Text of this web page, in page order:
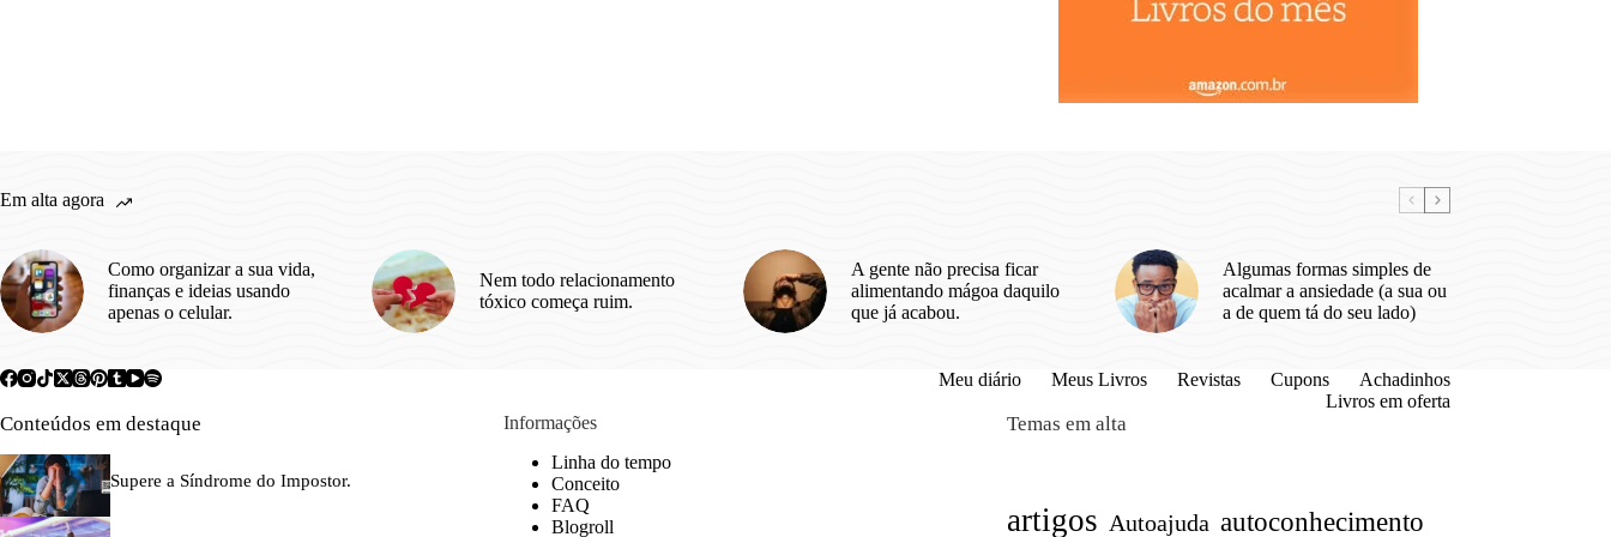
Em alta agora
Como organizar a sua vida,
finanças e ideias usando
apenas o celular.
Nem todo relacionamento
tóxico começa ruim.
A gente não precisa ficar
alimentando mágoa daquilo
que já acabou.
Algumas formas simples de
acalmar a ansiedade (a sua ou
a de quem tá do seu lado)
Meu diário Meus Livros Revistas Cupons
Achadinhos
Livros em oferta
Conteúdos em destaque
Supere a Síndrome do Impostor.
Informações
Linha do tempo
Conceito
FAQ
Blogroll
Temas em alta
artigos Autoajuda autoconhecimento